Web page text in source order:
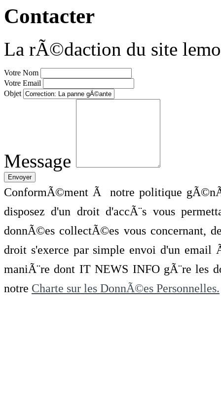
Contacter
La rÃ©daction du site
Votre Nom
Votre Email
Objet
Message
ConformÃ©ment Ã notre politique
disposez d'un droit d'accÃ¨s vous
donnÃ©es collectÃ©es vous concernant,
droit s'exerce par simple envoi d'un
maniÃ¨re dont IT NEWS INFO gÃ¨re les
notre Charte sur les DonnÃ©es Personnelles.